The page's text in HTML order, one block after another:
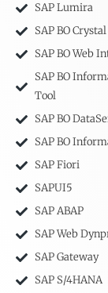
SAP Lumira
SAP BO
SAP BO Web
SAP BO
Tool
SAP BO
SAP BO
SAP Fiori
SAPUI5
SAP ABAP
SAP Web
SAP Gateway
SAP S/4HANA